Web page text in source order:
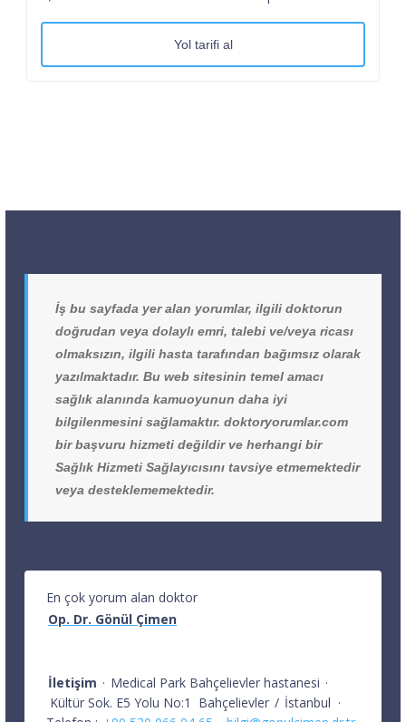
Yol tarifi al
İş bu sayfada yer alan yorumlar, ilgili doktorun
doğrudan veya dolaylı emri, talebi ve/veya ricası
olmaksızın, ilgili hasta tarafından bağımsız olarak
yazılmaktadır. Bu web sitesinin temel amacı
sağlık alanında kamuoyunun daha iyi
bilgilenmesini sağlamaktır. doktoryorumlar.com
bir başvuru hizmeti değildir ve herhangi bir
Sağlık Hizmeti Sağlayıcısını tavsiye etmemektedir
veya desteklememektedir.
En çok yorum alan doktor
Op. Dr. Gönül Çimen
İletişim · Medical Park Bahçelievler hastanesi ·
Kültür Sok. E5 Yolu No:1
Bahçelievler / İstanbul ·